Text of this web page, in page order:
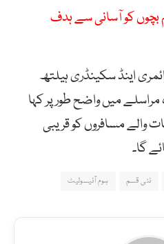
قسم بچوں کو آسانی سے ہدف
اینڈ سکینڈری ہیلتھ
میں واضح طور پر کہا
والے مسافروں کو قریبی
گا۔
نئی قسم ہوم آئیسولیٹ